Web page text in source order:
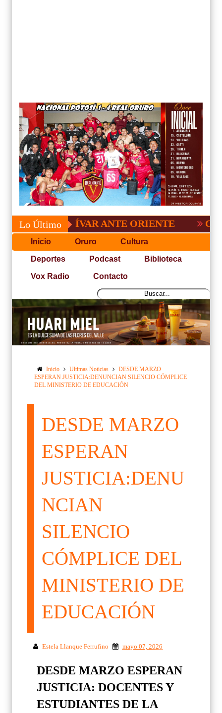
Lo Último
BOLÍVAR ANTE ORIENTE
Inicio Oruro Cultura
Deportes Podcast Biblioteca
Vox Radio Contacto
Inicio Ultimas Noticias
DESDE MARZO
ESPERAN JUSTICIA:DENUNCIAN SILENCIO CÓMPLICE
DEL MINISTERIO DE EDUCACIÓN
DESDE MARZO
ESPERAN
JUSTICIA:DENU
NCIAN
SILENCIO
CÓMPLICE DEL
MINISTERIO DE
EDUCACIÓN
Estela Llanque Ferrufino mayo 07, 2026
DESDE MARZO ESPERAN
JUSTICIA: DOCENTES Y
ESTUDIANTES DE LA